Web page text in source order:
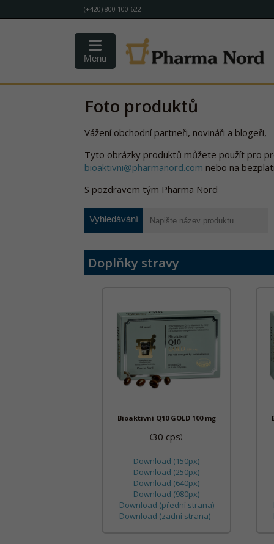
(+420) 800 100 622
Menu
Foto produktů
Vážení obchodní partneři, novináři a blogeři,
Tyto obrázky produktů můžete použít pro
bioaktivni@pharmanord.com nebo na
S pozdravem tým Pharma Nord
Vyhledávání
Doplňky stravy
Bioaktivní Q10 GOLD 100 mg
(30 cps)
Download (150px)
Download (250px)
Download (640px)
Download (980px)
Download (přední strana)
Download (zadní strana)